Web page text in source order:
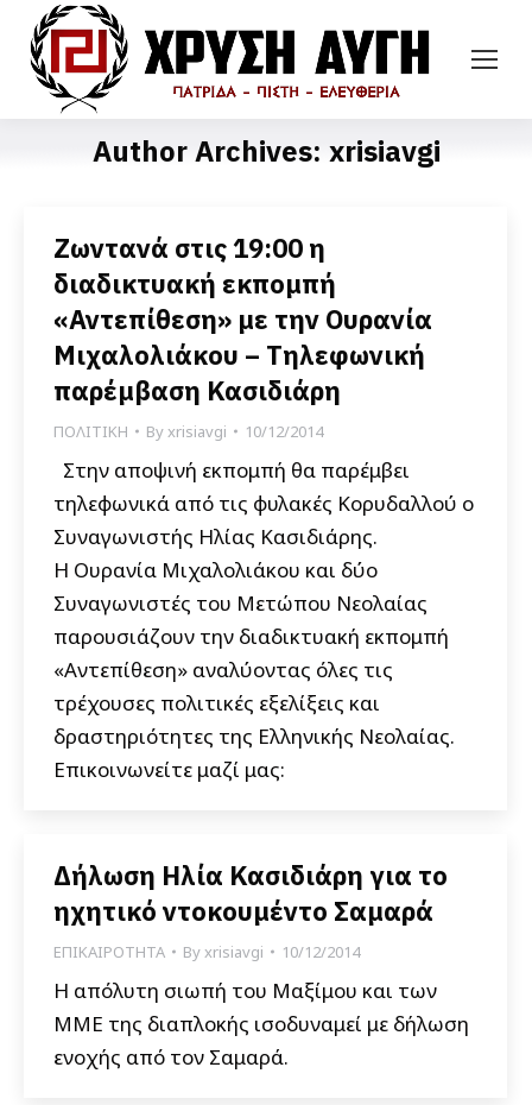
Author Archives: xrisiavgi
Ζωντανά στις 19:00 η
διαδικτυακή εκπομπή
«Αντεπίθεση» με την Ουρανία
Μιχαλολιάκου – Τηλεφωνική
παρέμβαση Κασιδιάρη
ΠΟΛΙΤΙΚΗ Byxrisiavgi 10/12/2014
Στην αποψινή εκπομπή θα παρέμβει
τηλεφωνικά από τις φυλακές Κορυδαλλού ο
Συναγωνιστής Ηλίας Κασιδιάρης.
Η Ουρανία Μιχαλολιάκου και δύο
Συναγωνιστές του Μετώπου Νεολαίας
παρουσιάζουν την διαδικτυακή εκπομπή
«Αντεπίθεση» αναλύοντας όλες τις
τρέχουσες πολιτικές εξελίξεις και
δραστηριότητες της Ελληνικής Νεολαίας.
Επικοινωνείτε μαζί μας:
Δήλωση Ηλία Κασιδιάρη για το
ηχητικό ντοκουμέντο Σαμαρά
ΕΠΙΚΑΙΡΟΤΗΤΑ Byxrisiavgi 10/12/2014
Η απόλυτη σιωπή του Μαξίμου και των
ΜΜΕ της διαπλοκής ισοδυναμεί με δήλωση
ενοχής από τον Σαμαρά.